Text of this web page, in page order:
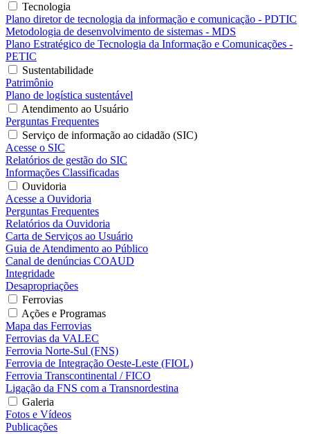
Tecnologia
Plano diretor de tecnologia da informação e comunicação - PDTIC
Metodologia de desenvolvimento de sistemas - MDS
Plano Estratégico de Tecnologia da Informação e Comunicações -
PETIC
Sustentabilidade
Patrimônio
Plano de logística sustentável
Atendimento ao Usuário
Perguntas Frequentes
Serviço de informação ao cidadão (SIC)
Acesse o SIC
Relatórios de gestão do SIC
Informações Classificadas
Ouvidoria
Acesse a Ouvidoria
Perguntas Frequentes
Relatórios da Ouvidoria
Carta de Serviços ao Usuário
Guia de Atendimento ao Público
Canal de denúncias COAUD
Integridade
Desapropriações
Ferrovias
Ações e Programas
Mapa das Ferrovias
Ferrovias da VALEC
Ferrovia Norte-Sul (FNS)
Ferrovia de Integração Oeste-Leste (FIOL)
Ferrovia Transcontinental / FICO
Ligação da FNS com a Transnordestina
Galeria
Fotos e Vídeos
Publicações